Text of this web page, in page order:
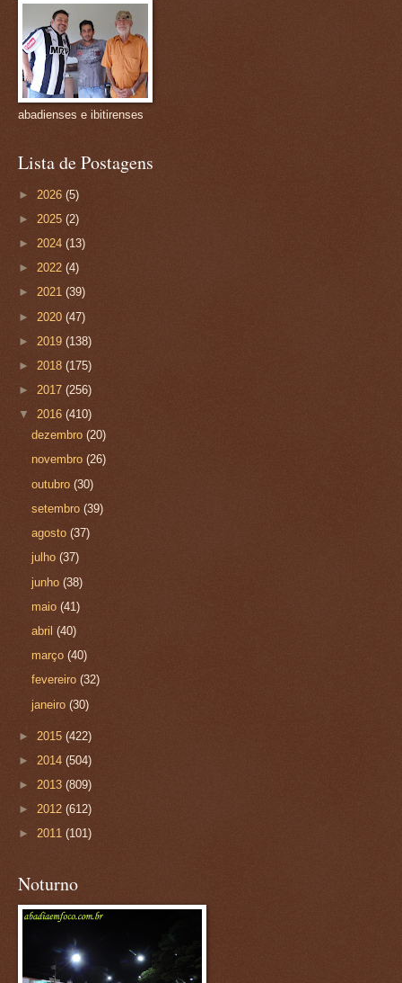
abadienses e ibitirenses
Lista de Postagens
► 2026 (5)
► 2025 (2)
► 2024 (13)
► 2022 (4)
► 2021 (39)
► 2020 (47)
► 2019 (138)
► 2018 (175)
► 2017 (256)
▼ 2016 (410)
dezembro(20)
novembro(26)
outubro(30)
setembro(39)
agosto(37)
julho(37)
junho(38)
maio(41)
abril(40)
março(40)
fevereiro(32)
janeiro(30)
► 2015 (422)
► 2014 (504)
► 2013 (809)
► 2012 (612)
► 2011 (101)
Noturno